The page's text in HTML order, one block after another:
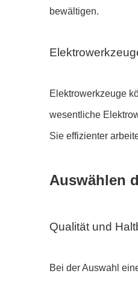
bewältigen.
Elektrowerkzeuge
wesentliche
Sie effizienter
Auswählen
Qualität und
Bei der Auswahl